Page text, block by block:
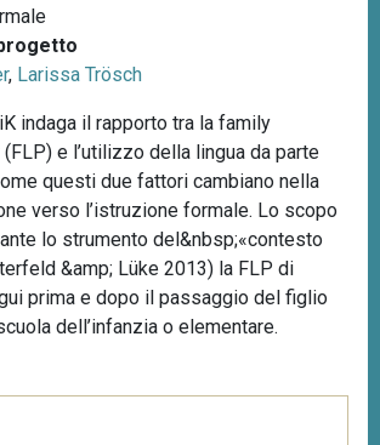
, Larissa Trösch
indaga il rapporto tra la family
e l’utilizzo della lingua da parte
questi due fattori cambiano nella
verso l’istruzione formale. Lo scopo
lo strumento del&nbsp;«contesto
&amp; Lüke 2013) la FLP di
prima e dopo il passaggio del figlio
dell’infanzia o elementare.